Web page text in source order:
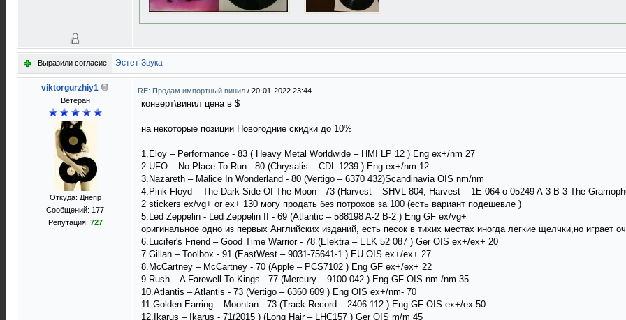
Выразили согласие: Эстет Звука
viktorgurzhiy1
Ветеран
Откуда: Днепр
Сообщений: 177
Репутация: 727
RE: Продам импортный винил / 20-01-2022 23:44
конверт\винил цена в $
на некоторые позиции Новогодние скидки до 10%
1.Eloy ‎– Performance - 83 ( Heavy Metal Worldwide ‎– HMI LP 12 ) Eng ex+/nm 27
2.UFO ‎– No Place To Run - 80 (Chrysalis ‎– CDL 1239 ) Eng ex+/nm 12
3.Nazareth ‎– Malice In Wonderland - 80 (Vertigo ‎– 6370 432)Scandinavia OIS nm/nm
4.Pink Floyd ‎– The Dark Side Of The Moon - 73 (Harvest ‎– SHVL 804, Harvest ‎– 1E 064 o 05249 A-3 B-3 The
2 stickers ex/vg+ or ex+ 130 могу продать без потрохов за 100 (есть вариант подешевле )
5.Led Zeppelin - Led Zeppelin II - 69 (Atlantic ‎– 588198 A-2 B-2 ) Eng GF ex/vg+
оригинальное одно из первых Английских изданий, есть песок в тихих местах иногда легкие щелчки,но играет
6.Lucifer's Friend ‎– Good Time Warrior - 78 (Elektra ‎– ELK 52 087 ) Ger OIS ex+/ex+ 20
7.Gillan ‎– Toolbox - 91 (EastWest ‎– 9031-75641-1 ) EU OIS ex+/ex+ 27
8.McCartney ‎– McCartney - 70 (Apple ‎– PCS7102 ) Eng GF ex+/ex+ 22
9.Rush – A Farewell To Kings - 77 (Mercury ‎– 9100 042 ) Eng GF OIS nm-/nm 35
10.Atlantis ‎– Atlantis - 73 (Vertigo ‎– 6360 609 ) Eng OIS ex+/nm- 70
11.Golden Earring ‎– Moontan - 73 (Track Record ‎– 2406-112 ) Eng GF OIS ex+/ex 50
12.Ikarus – Ikarus - 71(2015 ) (Long Hair – LHC157 ) Ger OIS m/m 45